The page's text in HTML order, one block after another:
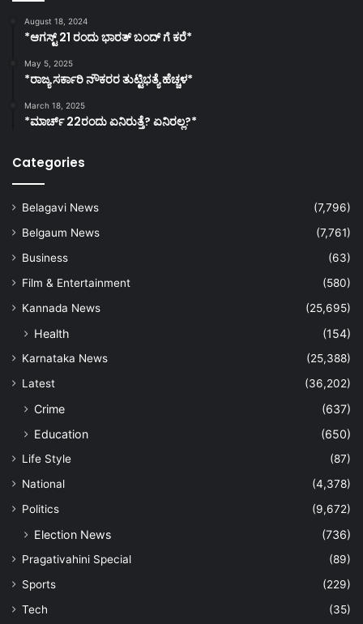
August 18, 2024
*ಆಗಸ್ಟ್ 21 ರಂದು ಭಾರತ್‌ ಬಂದ್‌ ಗೆ ಕರೆ*
May 5, 2025
*ರಾಜ್ಯ ಸರ್ಕಾರಿ ನೌಕರರ ತುಟ್ಟಿಭತ್ಯೆ ಹೆಚ್ಚಳ*
March 18, 2025
*ಮಾರ್ಚ್ 22ರಂದು ಏನಿರುತ್ತೆ? ಏನಿರಲ್ಲ?*
Categories
Belagavi News
(7,796)
Belgaum News
(7,761)
Business
(63)
Film & Entertainment
(580)
Kannada News
(25,695)
Health (154)
Karnataka News
(25,388)
Latest
(36,202)
Crime
(637)
Education
(650)
Life Style
(87)
National
(4,378)
Politics
(9,672)
Election News (736)
Pragativahini Special
(89)
Sports
(229)
Tech
(35)